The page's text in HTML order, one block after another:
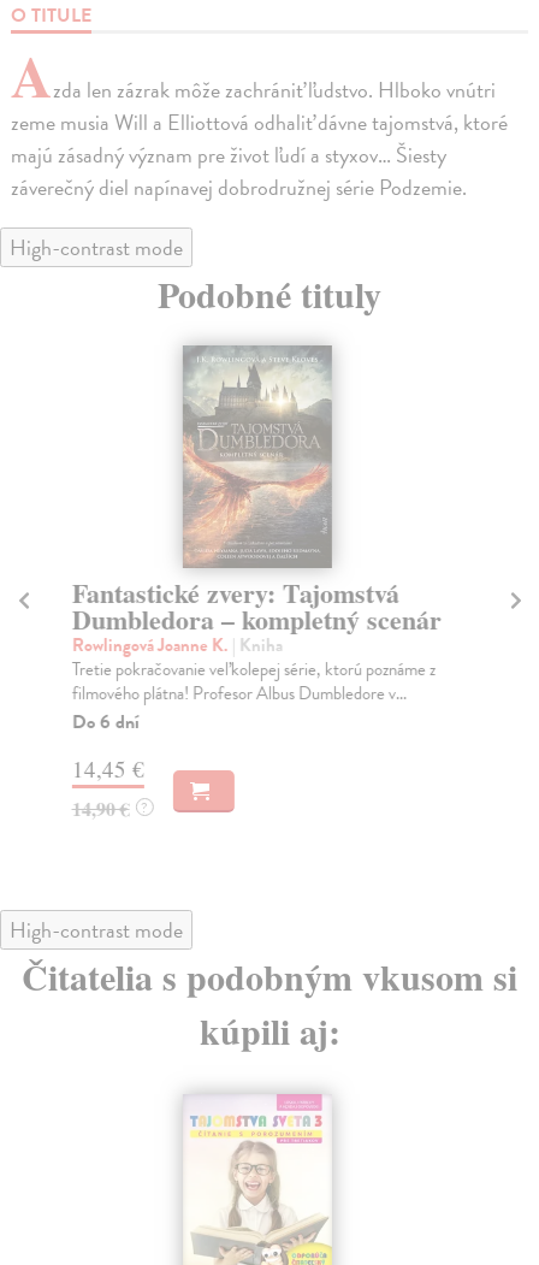
O TITULE
Azda len zázrak môže zachrániť ľudstvo. Hlboko vnútri
zeme musia Will a Elliottová odhaliť dávne tajomstvá, ktoré
majú zásadný význam pre život ľudí a styxov… Šiesty
záverečný diel napínavej dobrodružnej série Podzemie.
High-contrast mode
Podobné tituly
Fantastické zvery: Tajomstvá
Dumbledora – kompletný scenár
Rowlingová Joanne K. | Kniha
Tretie pokračovanie veľkolepej série, ktorú poznáme z
filmového plátna! Profesor Albus Dumbledore v...
Do 6 dní
14,45 €
14,90 € ?
High-contrast mode
Čitatelia s podobným vkusom si
kúpili aj: